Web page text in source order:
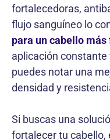
fortalecedoras,
flujo sanguíneo lo
para un cabello
aplicación constante
puedes notar una
densidad y
Si buscas una
fortalecer tu cabello,